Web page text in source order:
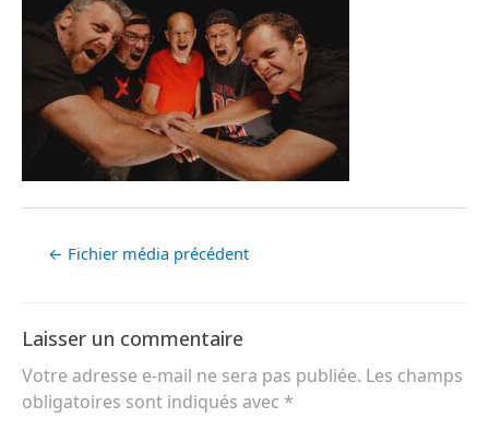
← Fichier média précédent
Laisser un commentaire
Votre adresse e-mail ne sera pas publiée. Les champs
obligatoires sont indiqués avec *